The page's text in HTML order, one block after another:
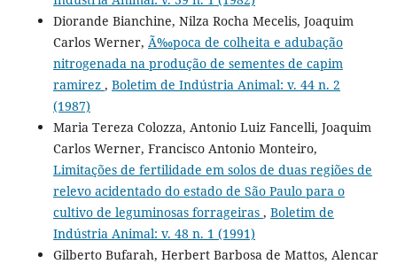
Diorande Bianchine, Nilza Rocha Mecelis, Joaquim
Carlos Werner, Ã‰poca de colheita e adubação
nitrogenada na produção de sementes de capim
ramirez , Boletim de Indústria Animal: v. 44 n. 2
(1987)
Maria Tereza Colozza, Antonio Luiz Fancelli, Joaquim
Carlos Werner, Francisco Antonio Monteiro,
Limitações de fertilidade em solos de duas regiões de
relevo acidentado do estado de São Paulo para o
cultivo de leguminosas forrageiras , Boletim de
Indústria Animal: v. 48 n. 1 (1991)
Gilberto Bufarah, Herbert Barbosa de Mattos, Alencar